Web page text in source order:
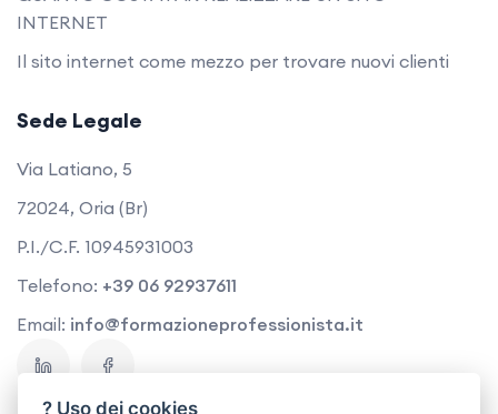
INTERNET
Il sito internet come mezzo per trovare nuovi clienti
Sede Legale
Via Latiano, 5
72024, Oria (Br)
P.I./C.F. 10945931003
Telefono: +39 06 92937611
Email: info@formazioneprofessionista.it
? Uso dei cookies